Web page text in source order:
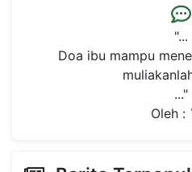
Wahai